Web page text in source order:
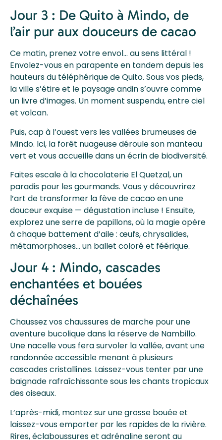
Jour 3 : De Quito à Mindo, de
l’air pur aux douceurs de cacao
Ce matin, prenez votre envol… au sens littéral !
Envolez-vous en parapente en tandem depuis les
hauteurs du téléphérique de Quito. Sous vos pieds,
la ville s’étire et le paysage andin s’ouvre comme
un livre d’images. Un moment suspendu, entre ciel
et volcan.
Puis, cap à l’ouest vers les vallées brumeuses de
Mindo. Ici, la forêt nuageuse déroule son manteau
vert et vous accueille dans un écrin de biodiversité.
Faites escale à la chocolaterie El Quetzal, un
paradis pour les gourmands. Vous y découvrirez
l’art de transformer la fève de cacao en une
douceur exquise — dégustation incluse ! Ensuite,
explorez une serre de papillons, où la magie opère
à chaque battement d’aile : œufs, chrysalides,
métamorphoses… un ballet coloré et féérique.
Jour 4 : Mindo, cascades
enchantées et bouées
déchaînées
Chaussez vos chaussures de marche pour une
aventure bucolique dans la réserve de Nambillo.
Une nacelle vous fera survoler la vallée, avant une
randonnée accessible menant à plusieurs
cascades cristallines. Laissez-vous tenter par une
baignade rafraîchissante sous les chants tropicaux
des oiseaux.
L’après-midi, montez sur une grosse bouée et
laissez-vous emporter par les rapides de la rivière.
Rires, éclaboussures et adrénaline seront au